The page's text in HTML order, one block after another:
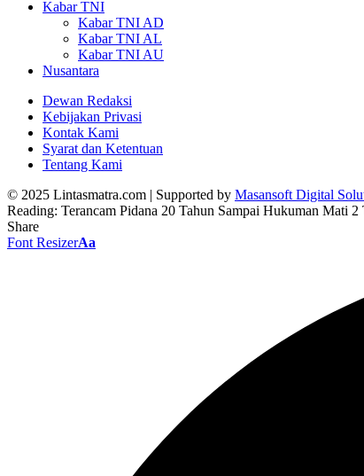
Kabar TNI
Kabar TNI AD
Kabar TNI AL
Kabar TNI AU
Nusantara
Dewan Redaksi
Kebijakan Privasi
Kontak Kami
Syarat dan Ketentuan
Tentang Kami
© 2025 Lintasmatra.com | Supported by Masansoft Digital
Reading: Terancam Pidana 20 Tahun Sampai Hukuman Mati
Share
Font ResizerAa